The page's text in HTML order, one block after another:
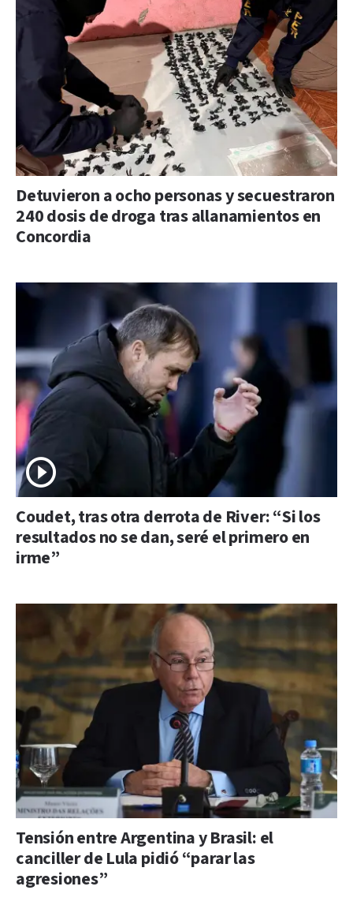
Detuvieron a ocho personas y secuestraron
240 dosis de droga tras allanamientos en
Concordia
Coudet, tras otra derrota de River: “Si los
resultados no se dan, seré el primero en
irme”
Tensión entre Argentina y Brasil: el
canciller de Lula pidió “parar las
agresiones”